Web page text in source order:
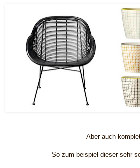
Aber auch
So zum beispiel dieser sehr